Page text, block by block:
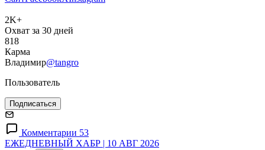
2K+
Охват за 30 дней
818
Карма
Владимир@tangro
Пользователь
Подписаться
Комментарии 53
ЕЖЕДНЕВНЫЙ ХАБР | 10 АВГ 2026